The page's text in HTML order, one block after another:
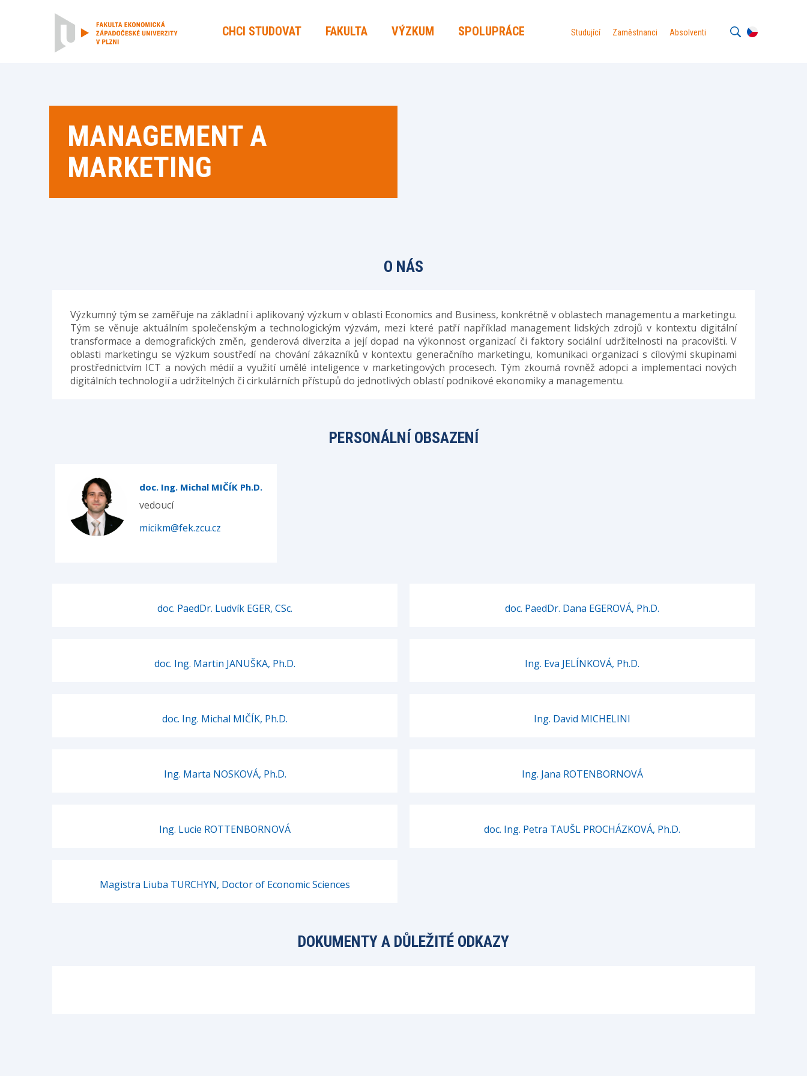
CHCI STUDOVAT FAKULTA VÝZKUM SPOLUPRÁCE Studující Zaměstnanci Absolventi
MANAGEMENT A
MARKETING
O NÁS
Výzkumný tým se zaměřuje na základní i aplikovaný výzkum v oblasti Economics and Business, konkrétně v oblastech managementu a marketingu.
Tým se věnuje aktuálním společenským a technologickým výzvám, mezi které patří například management lidských zdrojů v kontextu digitální
transformace a demografických změn, genderová diverzita a její dopad na výkonnost organizací či faktory sociální udržitelnosti na pracovišti. V
oblasti marketingu se výzkum soustředí na chování zákazníků v kontextu generačního marketingu, komunikaci organizací s cílovými skupinami
prostřednictvím ICT a nových médií a využití umělé inteligence v marketingových procesech. Tým zkoumá rovněž adopci a implementaci nových
digitálních technologií a udržitelných či cirkulárních přístupů do jednotlivých oblastí podnikové ekonomiky a managementu.
PERSONÁLNÍ OBSAZENÍ
doc. Ing. Michal MIČÍK Ph.D.
vedoucí
micikm@fek.zcu.cz
doc. PaedDr. Ludvík EGER, CSc. doc. PaedDr. Dana EGEROVÁ, Ph.D.
doc. Ing. Martin JANUŠKA, Ph.D. Ing. Eva JELÍNKOVÁ, Ph.D.
doc. Ing. Michal MIČÍK, Ph.D. Ing. David MICHELINI
Ing. Marta NOSKOVÁ, Ph.D. Ing. Jana ROTENBORNOVÁ
Ing. Lucie ROTTENBORNOVÁ doc. Ing. Petra TAUŠL PROCHÁZKOVÁ, Ph.D.
Magistra Liuba TURCHYN, Doctor of Economic Sciences
DOKUMENTY A DŮLEŽITÉ ODKAZY